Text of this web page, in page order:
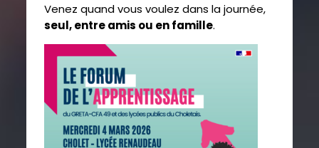
Venez quand vous voulez dans la journée,
seul, entre amis ou en famille.